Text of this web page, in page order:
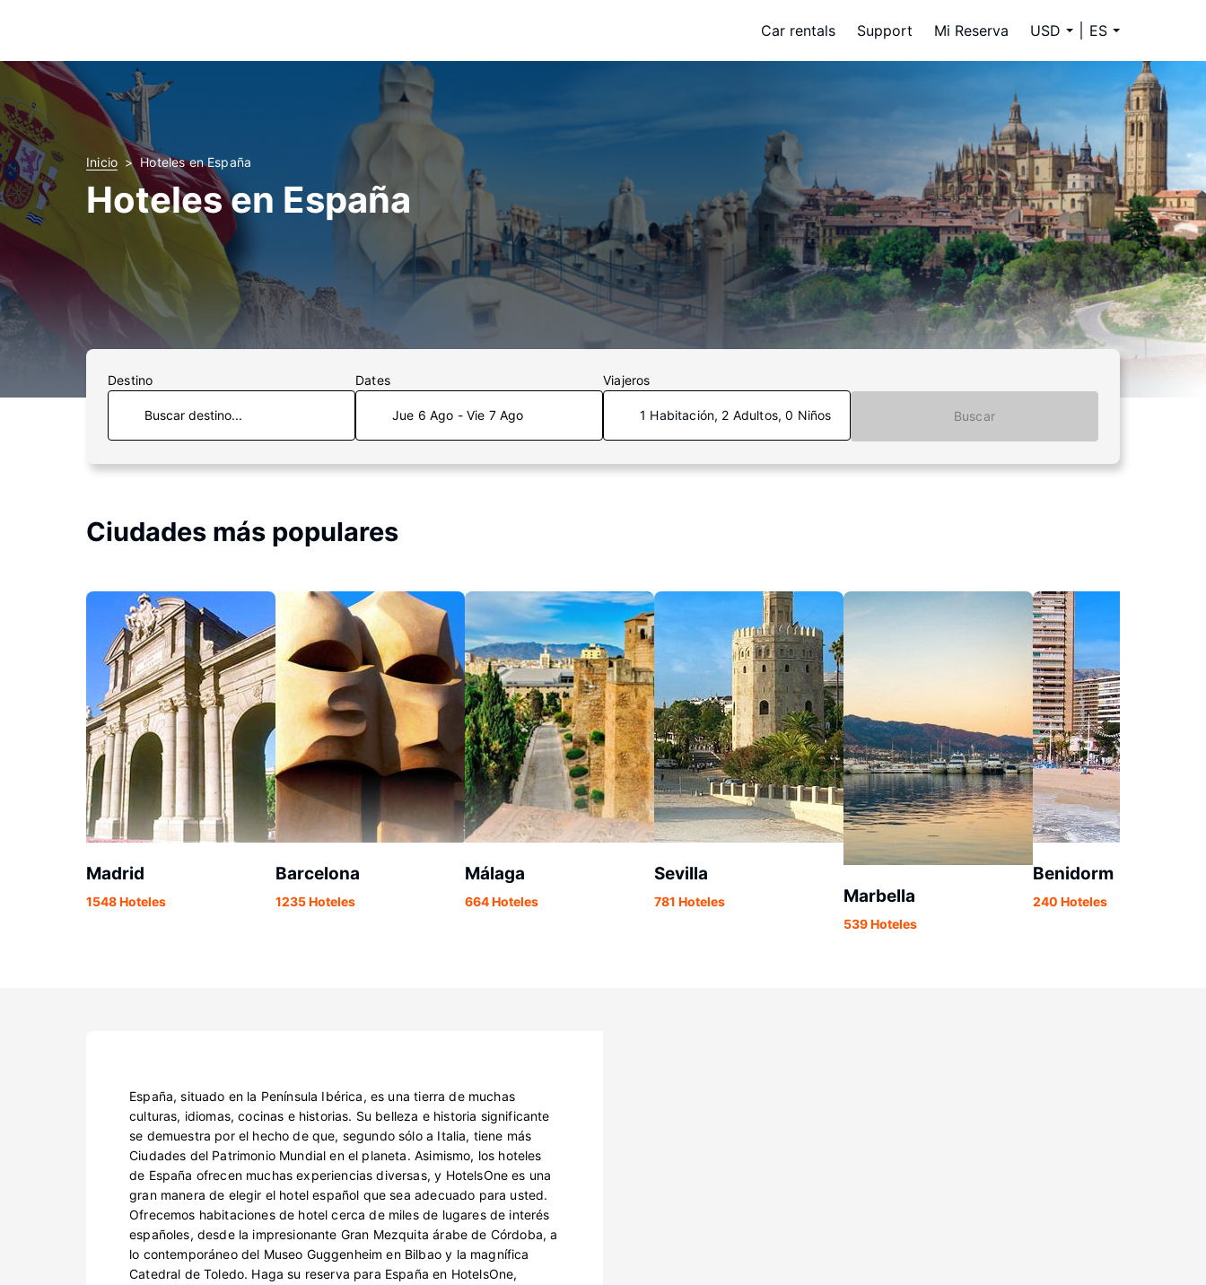
Car rentals Support Mi Reserva USD ES
Inicio Hoteles en España
Hoteles en España
Destino Dates
Jue 6 Ago - Vie 7 Ago
Viajeros
1 Habitación, 2 Adultos, 0 Niños Buscar
Ciudades más populares
Madrid
1548 Hoteles
Barcelona
1235 Hoteles
Málaga
664 Hoteles
Sevilla
781 Hoteles Marbella
539 Hoteles
Benidorm
240 Hoteles
España, situado en la Península Ibérica, es una tierra de muchas
culturas, idiomas, cocinas e historias. Su belleza e historia significante
se demuestra por el hecho de que, segundo sólo a Italia, tiene más
Ciudades del Patrimonio Mundial en el planeta. Asimismo, los hoteles
de España ofrecen muchas experiencias diversas, y HotelsOne es una
gran manera de elegir el hotel español que sea adecuado para usted.
Ofrecemos habitaciones de hotel cerca de miles de lugares de interés
españoles, desde la impresionante Gran Mezquita árabe de Córdoba, a
lo contemporáneo del Museo Guggenheim en Bilbao y la magnífica
Catedral de Toledo. Haga su reserva para España en HotelsOne,